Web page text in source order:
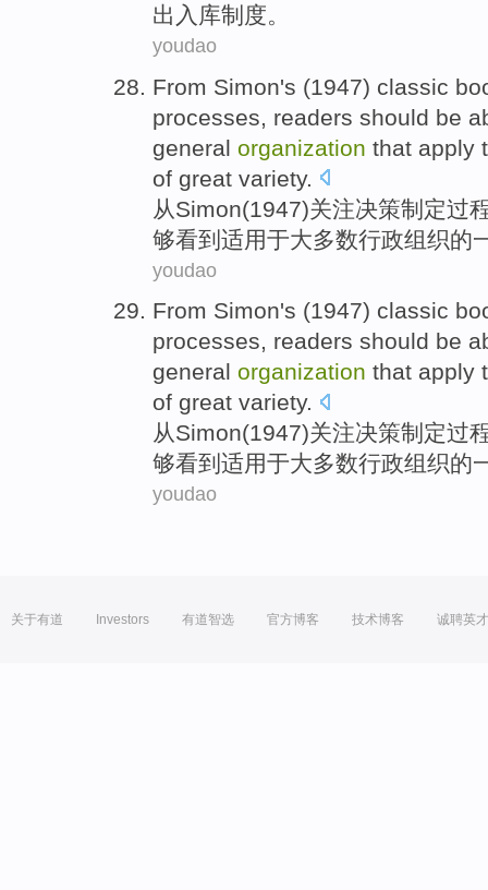
出入库制度。
youdao
From Simon's (1947) classic
processes
readers should be
general organization that apply
of great variety.
从Simon(1947)关注决策制定过
够看到适用于大多数行政组织的
youdao
From Simon's (1947) classic
processes, readers should be
general organization that apply
of great variety.
从Simon(1947)关注决策制定过
够看到 适用于大多数行政组织的
youdao
关于有道 Investors 有道智选 官方博客 技术博客 诚聘英才